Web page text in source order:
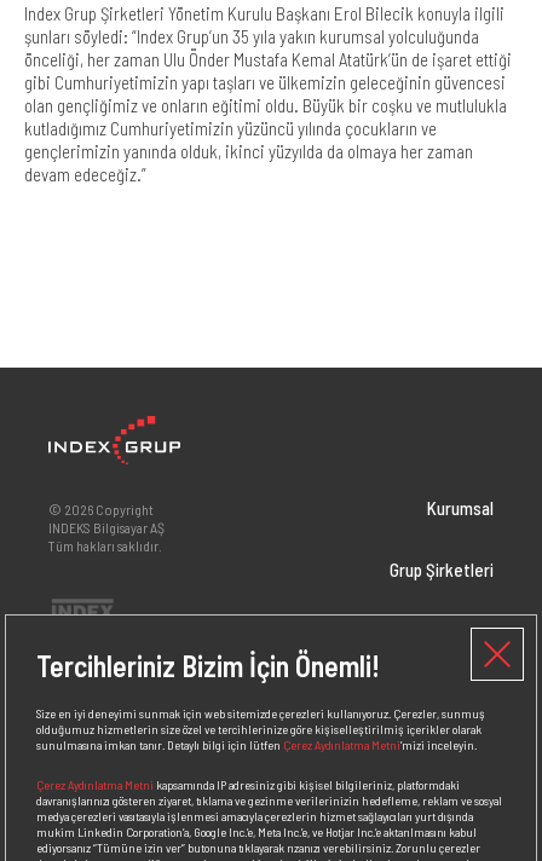
Index Grup Şirketleri Yönetim Kurulu Başkanı Erol Bilecik konuyla ilgili
şunları söyledi: “Index Grup’un 35 yıla yakın kurumsal yolculuğunda
önceliği, her zaman Ulu Önder Mustafa Kemal Atatürk’ün de işaret ettiği
gibi Cumhuriyetimizin yapı taşları ve ülkemizin geleceğinin güvencesi
olan gençliğimiz ve onların eğitimi oldu. Büyük bir coşku ve mutlulukla
kutladığımız Cumhuriyetimizin yüzüncü yılında çocukların ve
gençlerimizin yanında olduk, ikinci yüzyılda da olmaya her zaman
devam edeceğiz.”
© 2026 Copyright
INDEKS Bilgisayar AŞ
Tüm hakları saklıdır.
Kurumsal
Grup Şirketleri
Yatırımcı İlişkileri
İnsan Kaynakları
Medya
Tercihleriniz Bizim İçin Önemli!
Size en iyi deneyimi sunmak için web sitemizde çerezleri kullanıyoruz. Çerezler, sunmuş
olduğumuz hizmetlerin size özel ve tercihlerinize göre kişiselleştirilmiş içerikler olarak
sunulmasına imkan tanır. Detaylı bilgi için lütfen Çerez Aydınlatma Metni’mizi inceleyin.
Çerez Aydınlatma Metni kapsamında IP adresiniz gibi kişisel bilgileriniz, platformdaki
davranışlarınızı gösteren ziyaret, tıklama ve gezinme verilerinizin hedefleme, reklam ve sosyal
medya çerezleri vasıtasıyla işlenmesi amacıyla çerezlerin hizmet sağlayıcıları yurt dışında
mukim Linkedin Corporation’a, Google Inc.’e, Meta Inc.’e, ve Hotjar Inc.’e aktarılmasını kabul
ediyorsanız“Tümüne izin ver” butonuna tıklayarak rızanızı verebilirsiniz. Zorunlu çerezler